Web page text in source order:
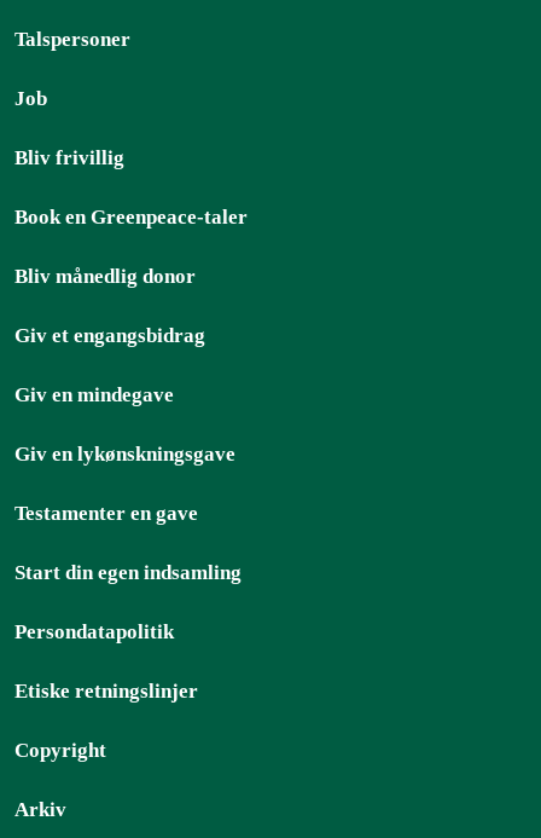
Talspersoner
Job
Bliv frivillig
Book en Greenpeace-taler
Bliv månedlig donor
Giv et engangsbidrag
Giv en mindegave
Giv en lykønskningsgave
Testamenter en gave
Start din egen indsamling
Persondatapolitik
Etiske retningslinjer
Copyright
Arkiv